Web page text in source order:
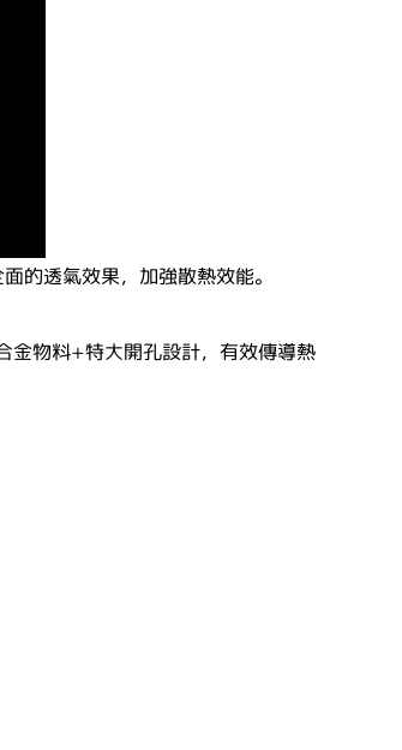
的透氣效果，加強散熱效能。
金物料+特大開孔設計，有效傳導熱